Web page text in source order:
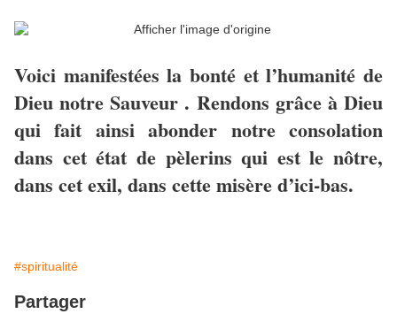
Voici manifestées la bonté et l’humanité de
Dieu notre Sauveur . Rendons grâce à Dieu
qui fait ainsi abonder notre consolation
dans cet état de pèlerins qui est le nôtre,
dans cet exil, dans cette misère d’ici-bas.
#spiritualité
Partager